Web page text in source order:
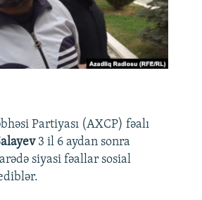
Partiyası (AXCP) fəalı
3 il 6 aydan sonra
siyasi fəallar sosial